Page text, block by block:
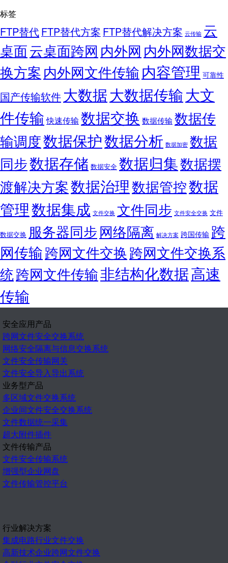
标签
FTP替代FTP替代方案 FTP替代解决方案 云传输 云
桌面云桌面跨网 内外网 内外网数据交
换方案内外网文件传输内容管理 可靠性
国产传输软件 大数据大数据传输大文
件传输 快速传输 数据交换 数据传输数据传
输调度数据保护数据分析 数据加密 数据
同步数据存储 数据安全 数据归集数据摆
渡解决方案数据治理数据管控数据
管理数据集成 文件交换 文件同步 文件安全交换 文件
数据交换 服务器同步网络隔离 解决方案 跨国传输 跨
网传输跨网文件交换跨网文件交换系
统跨网文件传输非结构化数据高速
传输
安全应用产品
跨网文件安全交换系统
网络安全隔离与信息交换系统
文件安全传输网关
文件安全导入导出系统
业务型产品
多区域文件交换系统
企业间文件安全交换系统
文件数据统一采集
超大附件插件
文件传输产品
文件安全传输系统
增强型企业网盘
文件传输管控平台
行业解决方案
集成电路行业文件交换
高新技术企业跨网文件交换